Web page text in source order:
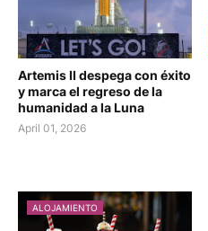
Artemis II despega con éxito
y marca el regreso de la
humanidad a la Luna
April 01, 2026
ALOJAMIENTO